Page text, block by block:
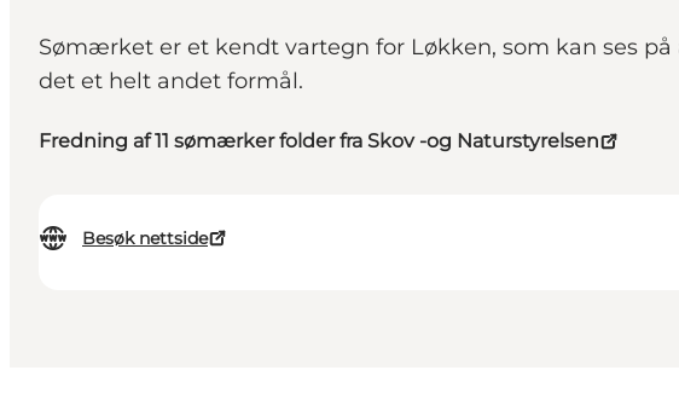
Sømærket er et kendt vartegn for Løkken, som kan ses
det et helt andet formål.
Fredning af 11 sømærker folder fra Skov -og Naturstyrelsen
Besøk nettside